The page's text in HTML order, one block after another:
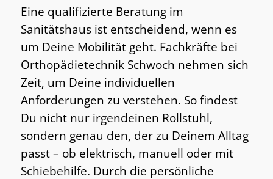
Eine qualifizierte Beratung im
Sanitätshaus ist entscheidend, wenn es
um Deine Mobilität geht. Fachkräfte bei
Orthopädietechnik Schwoch nehmen sich
Zeit, um Deine individuellen
Anforderungen zu verstehen. So findest
Du nicht nur irgendeinen Rollstuhl,
sondern genau den, der zu Deinem Alltag
passt – ob elektrisch, manuell oder mit
Schiebehilfe. Durch die persönliche